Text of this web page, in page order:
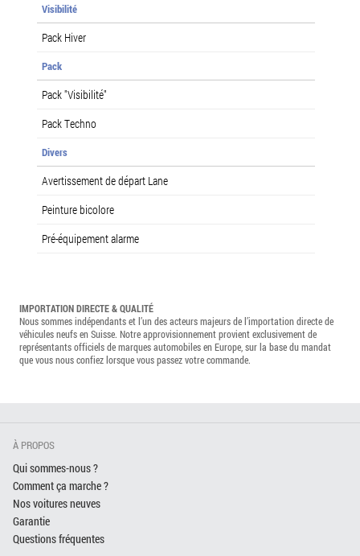
Visibilité
Pack Hiver
Pack
Pack "Visibilité"
Pack Techno
Divers
Avertissement de départ Lane
Peinture bicolore
Pré-équipement alarme
IMPORTATION DIRECTE & QUALITÉ
Nous sommes indépendants et l’un des acteurs majeurs de l’importation directe de
véhicules neufs en Suisse. Notre approvisionnement provient exclusivement de
représentants officiels de marques automobiles en Europe, sur la base du mandat
que vous nous confiez lorsque vous passez votre commande.
À PROPOS
Qui sommes-nous ?
Comment ça marche ?
Nos voitures neuves
Garantie
Questions fréquentes